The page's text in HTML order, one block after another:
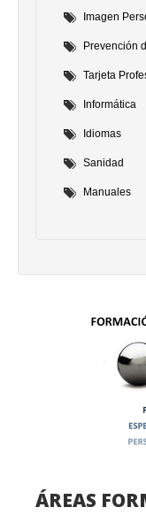
Imagen
Prevención
Tarjeta
Informática
Idiomas
Sanidad
Manuales
ÁREAS